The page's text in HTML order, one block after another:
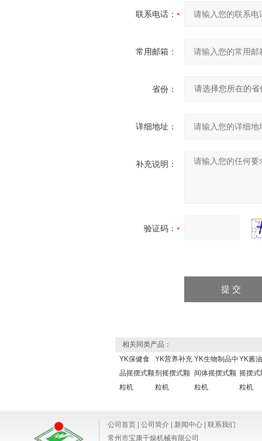
联系电话：
常用邮箱：
省份：
详细地址：
补充说明：
验证码：
相关同类产品：
YK保健食
品摇摆式颗
粒机
YK营养补充
剂摇摆式颗
粒机
YK生物制品中
间体摇摆式颗
粒机
YK酱
摇摆式
粒机
公司首页 公司简介 新闻中心
联系我们
常州市宝康干燥机械有限公司